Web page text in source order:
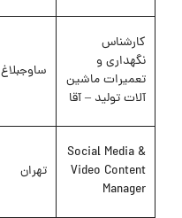
کارشناس
نگهداری و
تعمیرات ماشین
آلات تولید – آقا
ساوجبلاغ
Social Media &
Video Content
Manager
تهران